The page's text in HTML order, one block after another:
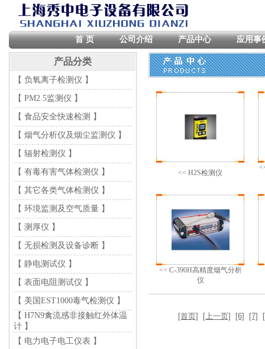
首 页 公司介绍 产品中心 应用事
产品分类
【 负氧离子检测仪 】
【 PM2.5监测仪 】
【 食品安全快速检测 】
【 烟气分析仪及烟尘监测仪 】
【 辐射检测仪 】
【 有毒有害气体检测仪 】
【 其它各类气体检测仪 】
【 环境监测及空气质量 】
【 测厚仪 】
【 无损检测及设备诊断 】
【 静电测试仪 】
【 表面电阻测试仪 】
【 美国EST1000毒气检测仪 】
【 H7N9禽流感非接触红外体温
计 】
【 电力电子电工仪表 】
<< H2S检测仪
<< C-390H高精度烟气分析
仪
[首页] [上一页] [6] [7]